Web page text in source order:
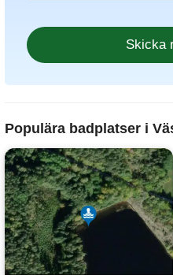
Populära badplatser i